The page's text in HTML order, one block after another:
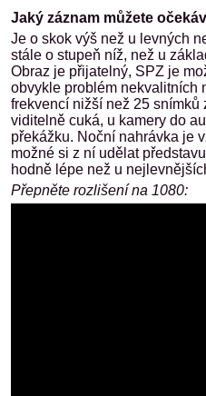
Jaký záznam můžete
Je o skok výš než u levných
stále o stupeň níž, než u
Obraz je přijatelný, SPZ je
obvykle problém nekvalitních
frekvencí nižší než 25 snímků
viditelně cuká, u kamery do
překážku. Noční nahrávka je
možné si z ní udělat
hodně lépe než u
Přepněte rozlišení na 1080: